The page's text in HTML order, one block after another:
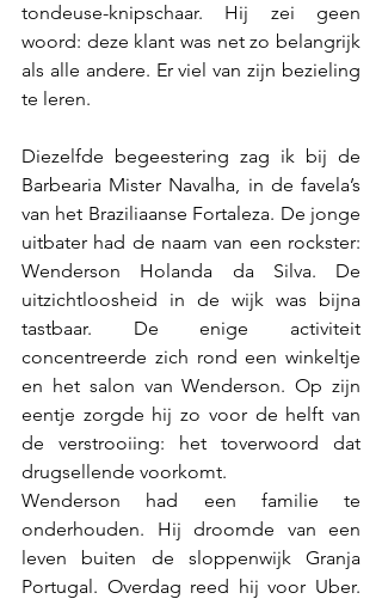
tondeuse-knipschaar. Hij zei geen
woord: deze klant was net zo belangrijk
als alle andere. Er viel van zijn bezieling
te leren.
Diezelfde begeestering zag ik bij de
Barbearia Mister Navalha, in de favela’s
van het Braziliaanse Fortaleza. De jonge
uitbater had de naam van een rockster:
Wenderson Holanda da Silva. De
uitzichtloosheid in de wijk was bijna
tastbaar. De enige activiteit
concentreerde zich rond een winkeltje
en het salon van Wenderson. Op zijn
eentje zorgde hij zo voor de helft van
de verstrooiing: het toverwoord dat
drugsellende voorkomt.
Wenderson had een familie te
onderhouden. Hij droomde van een
leven buiten de sloppenwijk Granja
Portugal. Overdag reed hij voor Uber.